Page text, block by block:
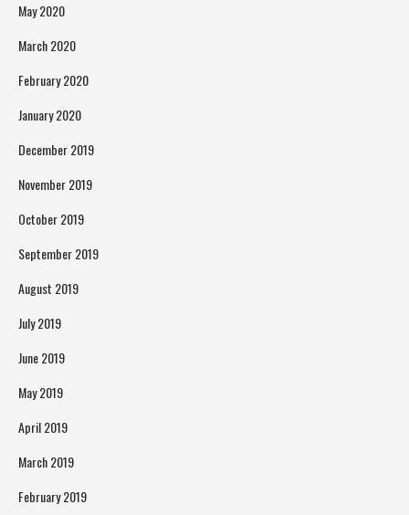
May 2020
March 2020
February 2020
January 2020
December 2019
November 2019
October 2019
September 2019
August 2019
July 2019
June 2019
May 2019
April 2019
March 2019
February 2019